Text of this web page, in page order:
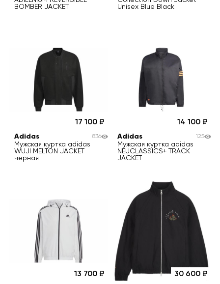
BOMBER JACKET
Unisex Blue Black
17 100
Adidas
Мужская куртка adidas
WUJI MELTON JACKET
черная
836
14 100
Adidas
Мужская куртка adidas
NEUCLASSICS+ TRACK
JACKET
125
13 700 30 600